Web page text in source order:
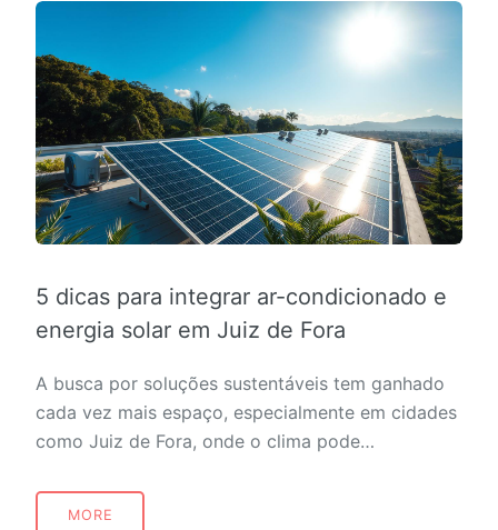
5 dicas para integrar ar-condicionado e
energia solar em Juiz de Fora
A busca por soluções sustentáveis tem ganhado
cada vez mais espaço, especialmente em cidades
como Juiz de Fora, onde o clima pode…
MORE